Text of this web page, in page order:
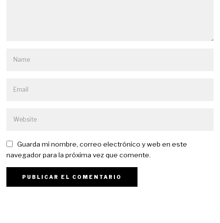
Guarda mi nombre, correo electrónico y web en este
navegador para la próxima vez que comente.